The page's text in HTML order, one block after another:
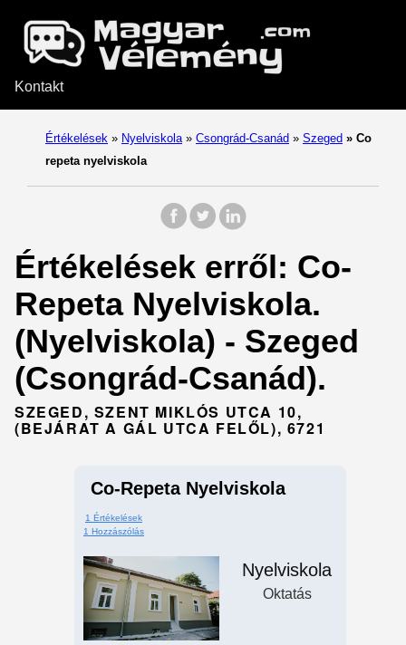
Kontakt
Értékelések » Nyelviskola » Csongrád-Csanád » Szeged » Co
repeta nyelviskola
Értékelések erről: Co-
Repeta Nyelviskola.
(Nyelviskola) - Szeged
(Csongrád-Csanád).
SZEGED, SZENT MIKLÓS UTCA 10,
(BEJÁRAT A GÁL UTCA FELŐL), 6721
Co-Repeta Nyelviskola
1 Értékelések
1 Hozzászólás
Nyelviskola
Oktatás